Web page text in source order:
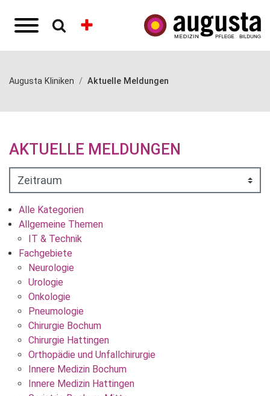
Augusta Kliniken Aktuelle Meldungen
AKTUELLE MELDUNGEN
Alle Kategorien
Allgemeine Themen
IT & Technik
Fachgebiete
Neurologie
Urologie
Onkologie
Pneumologie
Chirurgie Bochum
Chirurgie Hattingen
Orthopädie und Unfallchirurgie
Innere Medizin Bochum
Innere Medizin Hattingen